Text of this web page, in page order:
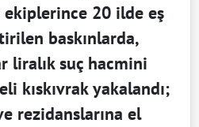
ekiplerince 20 ilde eş
baskınlarda,
liralık suç hacmini
kıskıvrak yakalandı;
rezidanslarına el